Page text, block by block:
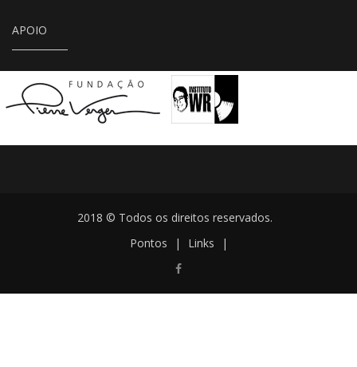
APOIO
2018 © Todos os direitos reservados.
Pontos
| Links |